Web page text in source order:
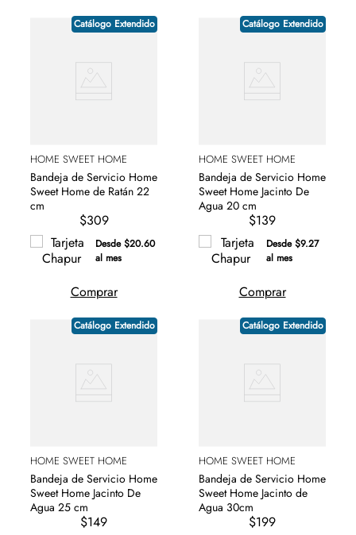
Catálogo Extendido
HOME SWEET HOME
Bandeja de Servicio Home
Sweet Home de Ratán 22
cm
$309
Desde $20.60
al mes
Comprar
Catálogo Extendido
HOME SWEET HOME
Bandeja de Servicio Home
Sweet Home Jacinto De
Agua 20 cm
$139
Desde $9.27
al mes
Comprar
Catálogo Extendido
HOME SWEET HOME
Bandeja de Servicio Home
Sweet Home Jacinto De
Agua 25 cm
$149
Catálogo Extendido
HOME SWEET HOME
Bandeja de Servicio Home
Sweet Home Jacinto de
Agua 30cm
$199